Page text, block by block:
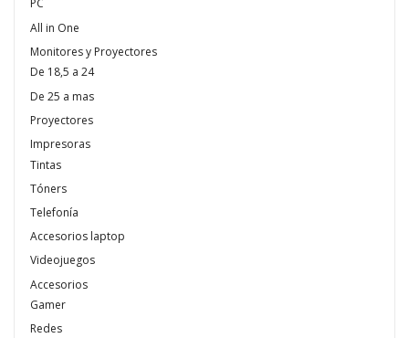
PC
All in One
Monitores y Proyectores
De 18,5 a 24
De 25 a mas
Proyectores
Impresoras
Tintas
Tóners
Telefonía
Accesorios laptop
Videojuegos
Accesorios
Gamer
Redes